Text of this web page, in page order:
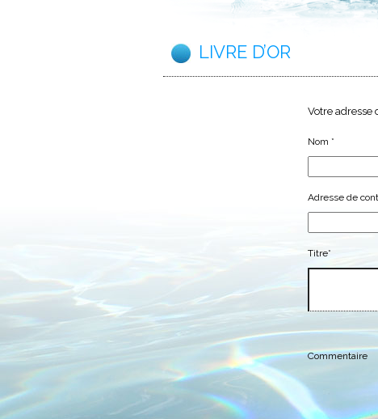
LIVRE D’OR
Votre adresse
Nom *
Adresse de
Titre*
Commentaire